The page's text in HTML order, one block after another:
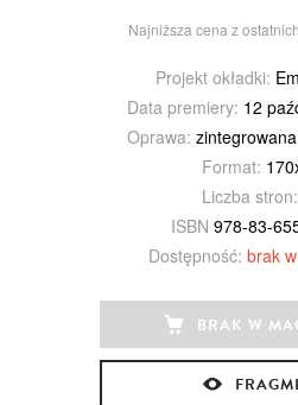
Najniższa cena z
Projekt okładki:
Data premiery: 12
Oprawa:
Format:
Liczba stron:
ISBN 978-83-
Dostępność: brak
BRAK W